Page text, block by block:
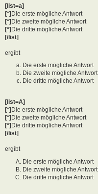
[list=a]
[*]Die erste mögliche Antwort
[*]Die zweite mögliche Antwort
[*]Die dritte mögliche Antwort
[/list]
ergibt
Die erste mögliche Antwort
Die zweite mögliche Antwort
Die dritte mögliche Antwort
[list=A]
[*] Die erste mögliche Antwort
[*] Die zweite mögliche Antwort
[*] Die dritte mögliche Antwort
[/list]
ergibt
Die erste mögliche Antwort
Die zweite mögliche Antwort
Die dritte mögliche Antwort